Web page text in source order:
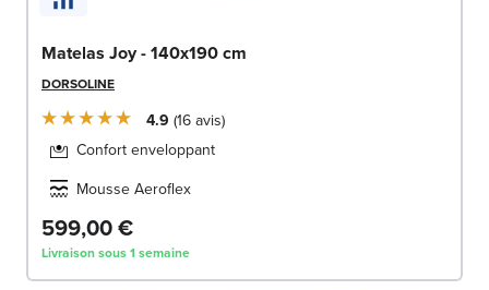
Matelas Joy - 140x190 cm
DORSOLINE
4.9 16 avis
Confort enveloppant
Mousse Aeroflex
599,00 €
Livraison sous 1 semaine